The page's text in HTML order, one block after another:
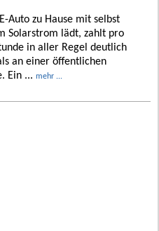
Auto zu Hause mit selbst
Solarstrom lädt, zahlt pro
in aller Regel deutlich
an einer öffentlichen
Ein ... mehr ...